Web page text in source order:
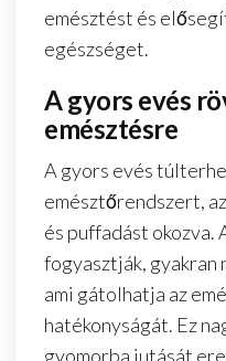
emésztést és
egészséget.
A gyors evés
emésztésre
A gyors evés
emésztőrendszert,
és puffadást okozva.
fogyasztják, gyakran
ami gátolhatja az
hatékonyságát. Ez
gyomorba jutását